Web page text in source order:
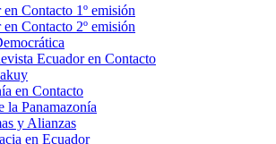
Contacto 1º emisión
Contacto 2º emisión
Ecuador en Contacto
en Contacto
la Panamazonía
y Alianzas
en Ecuador